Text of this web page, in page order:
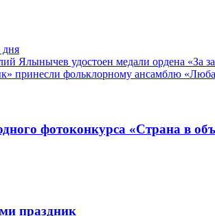
дня
Ялынычев удостоен медали ордена «За
принесли фольклорному ансамблю
фотоконкурса «Страна в
праздник